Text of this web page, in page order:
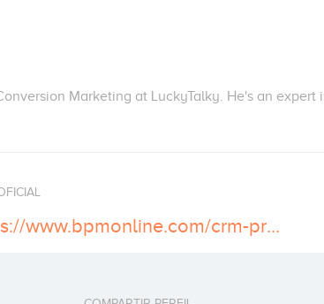
Marketing at LuckyTalky. He's an expert
https://www.bpmonline.com/crm-products